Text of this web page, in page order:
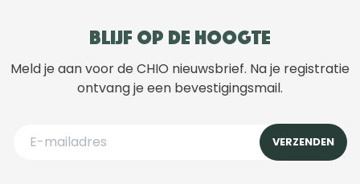
Blijf op de hoogte
Meld je aan voor de CHIO nieuwsbrief. Na je registratie
ontvang je een bevestigingsmail.